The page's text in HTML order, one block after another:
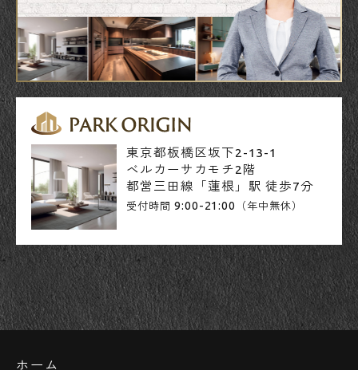
東京都板橋区坂下2-13-1
ベルカーサカモチ2階
都営三田線「蓮根」駅 徒歩7分
受付時間 9:00-21:00 （年中無休）
ホーム